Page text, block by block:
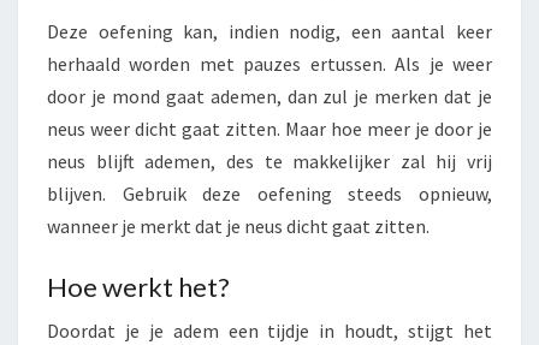
Deze oefening kan, indien nodig, een aantal keer
herhaald worden met pauzes ertussen. Als je weer
door je mond gaat ademen, dan zul je merken dat je
neus weer dicht gaat zitten. Maar hoe meer je door je
neus blijft ademen, des te makkelijker zal hij vrij
blijven. Gebruik deze oefening steeds opnieuw,
wanneer je merkt dat je neus dicht gaat zitten.
Hoe werkt het?
Doordat je je adem een tijdje in houdt, stijgt het